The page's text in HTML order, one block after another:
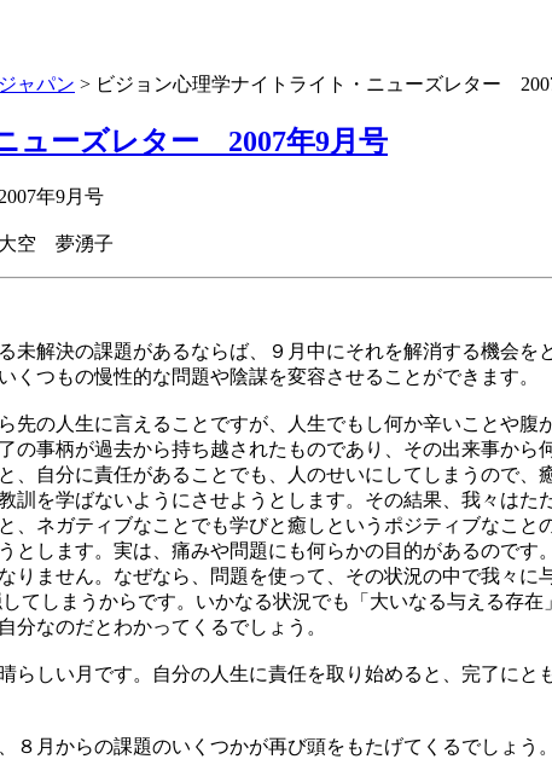
ャパン > ビジョン心理学ナイトライト・ニューズレター
ューズレター 2007年9月号
年9月号
夢湧子
未解決の課題があるならば、９月中にそれを解消する機会
くつもの慢性的な問題や陰謀を変容させることができます。
先の人生に言えることですが、人生でもし何か辛いことや
の事柄が過去から持ち越されたものであり、その出来事か
、自分に責任があることでも、人のせいにしてしまうので、
訓を学ばないようにさせようとします。その結果、我々はた
、ネガティブなことでも学びと癒しというポジティブなこと
とします。実は、痛みや問題にも何らかの目的があるので
りません。なぜなら、問題を使って、その状況の中で我々
てしまうからです。いかなる状況でも「大いなる与える存
分なのだとわかってくるでしょう。
らしい月です。自分の人生に責任を取り始めると、完了に
８月からの課題のいくつかが再び頭をもたげてくるでしょ